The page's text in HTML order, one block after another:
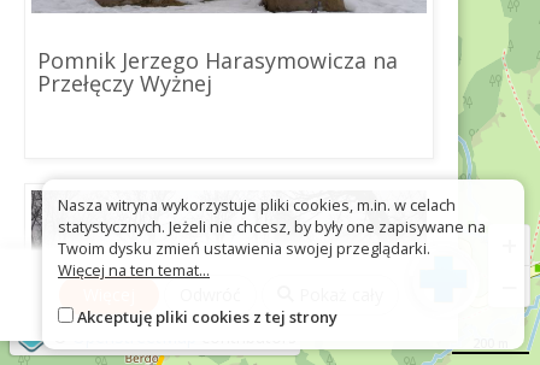
Pomnik Jerzego Harasymowicza na
Przełęczy Wyżnej
Nasza witryna wykorzystuje pliki cookies, m.in. w celach
statystycznych. Jeżeli nie chcesz, by były one zapisywane na
Twoim dysku zmień ustawienia swojej przeglądarki.
Więcej na ten temat...
Akceptuję pliki cookies z tej strony